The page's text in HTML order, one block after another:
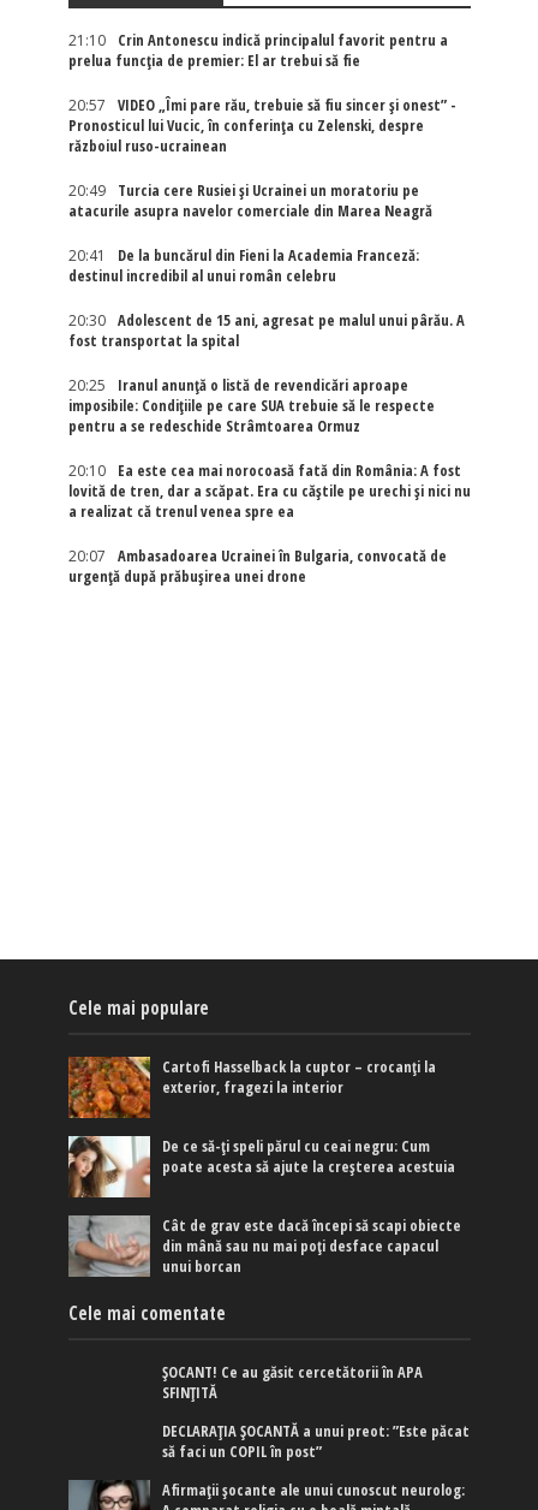
21:10
Crin Antonescu indică principalul favorit pentru a
prelua funcția de premier: El ar trebui să fie
20:57
VIDEO „Îmi pare rău, trebuie să fiu sincer și onest” -
Pronosticul lui Vucic, în conferința cu Zelenski, despre
războiul ruso-ucrainean
20:49
Turcia cere Rusiei și Ucrainei un moratoriu pe
atacurile asupra navelor comerciale din Marea Neagră
20:41
De la buncărul din Fieni la Academia Franceză:
destinul incredibil al unui român celebru
20:30
Adolescent de 15 ani, agresat pe malul unui pârău. A
fost transportat la spital
20:25
Iranul anunță o listă de revendicări aproape
imposibile: Condițiile pe care SUA trebuie să le respecte
pentru a se redeschide Strâmtoarea Ormuz
20:10
Ea este cea mai norocoasă fată din România: A fost
lovită de tren, dar a scăpat. Era cu căștile pe urechi și nici nu
a realizat că trenul venea spre ea
20:07
Ambasadoarea Ucrainei în Bulgaria, convocată de
urgență după prăbușirea unei drone
Cele mai populare
Cartofi Hasselback la cuptor – crocanți la
exterior, fragezi la interior
De ce să-ți speli părul cu ceai negru: Cum
poate acesta să ajute la creșterea acestuia
Cât de grav este dacă începi să scapi obiecte
din mână sau nu mai poți desface capacul
unui borcan
Cele mai comentate
ȘOCANT! Ce au găsit cercetătorii în APA
SFINȚITĂ
DECLARAȚIA ȘOCANTĂ a unui preot: ”Este păcat
să faci un COPIL în post”
Afirmaţii şocante ale unui cunoscut neurolog: